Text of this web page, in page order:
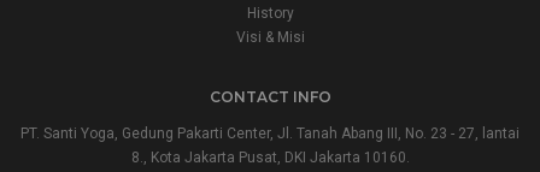
History
Visi & Misi
CONTACT INFO
PT. Santi Yoga, Gedung Pakarti Center, Jl. Tanah Abang III, No. 23 - 27, lantai
8., Kota Jakarta Pusat, DKI Jakarta 10160.